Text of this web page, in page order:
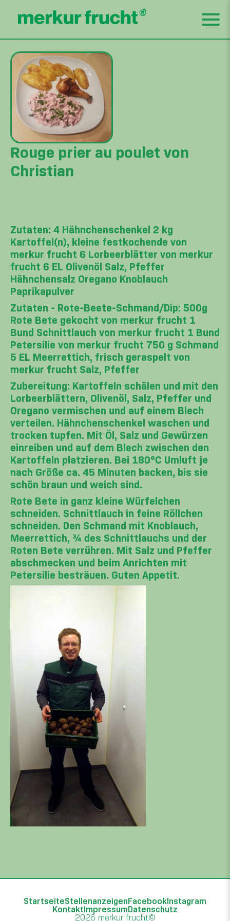
Rouge prier au poulet von
Christian
Zutaten: 4 Hähnchenschenkel 2 kg
Kartoffel(n), kleine festkochende von
merkur frucht 6 Lorbeerblätter von merkur
frucht 6 EL Olivenöl Salz, Pfeffer
Hähnchensalz Oregano Knoblauch
Paprikapulver
Zutaten - Rote-Beete-Schmand/Dip: 500g
Rote Bete gekocht von merkur frucht 1
Bund Schnittlauch von merkur frucht 1 Bund
Petersilie von merkur frucht 750 g Schmand
5 EL Meerrettich, frisch geraspelt von
merkur frucht Salz, Pfeffer
Zubereitung: Kartoffeln schälen und mit den
Lorbeerblättern, Olivenöl, Salz, Pfeffer und
Oregano vermischen und auf einem Blech
verteilen. Hähnchenschenkel waschen und
trocken tupfen. Mit Öl, Salz und Gewürzen
einreiben und auf dem Blech zwischen den
Kartoffeln platzieren. Bei 180°C Umluft je
nach Größe ca. 45 Minuten backen, bis sie
schön braun und weich sind.
Rote Bete in ganz kleine Würfelchen
schneiden. Schnittlauch in feine Röllchen
schneiden. Den Schmand mit Knoblauch,
Meerrettich, ¾ des Schnittlauchs und der
Roten Bete verrühren. Mit Salz und Pfeffer
abschmecken und beim Anrichten mit
Petersilie besträuen. Guten Appetit.
2026 merkur frucht©
StartseiteStellenanzeigenFacebookInstagram
KontaktImpressumDatenschutz